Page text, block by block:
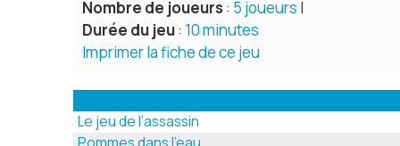
Nombre de joueurs : 5 joueurs |
Durée du jeu: 10 minutes
Imprimer la fiche de ce jeu
Le jeu de l’assassin